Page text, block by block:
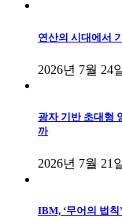
연산의 시대에서
2026년 7월 24
광자 기반 초대형
까
2026년 7월 21
IBM, ‘무어의 법